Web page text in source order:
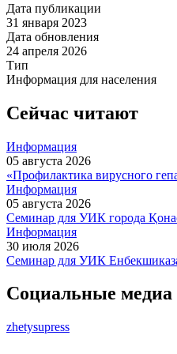
Дата публикации
31 января 2023
Дата обновления
24 апреля 2026
Тип
Информация для населения
Сейчас читают
Информация
05 августа 2026
«Профилактика вирусного
Информация
05 августа 2026
Семинар для УИК города
Информация
30 июля 2026
Семинар для УИК
Социальные медиа
zhetysupress